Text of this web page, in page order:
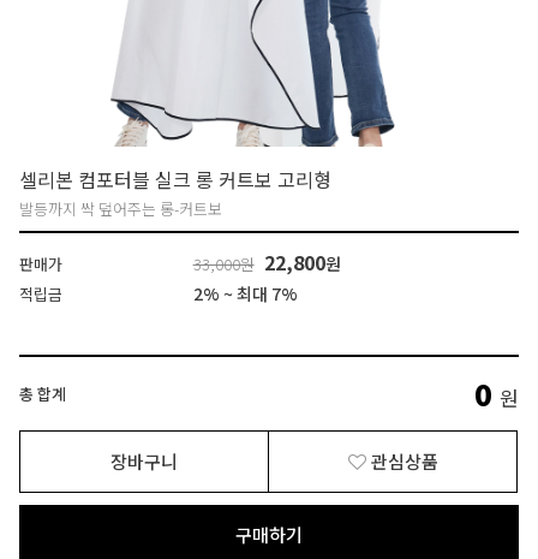
셀리본 컴포터블 실크 롱 커트보 고리형
발등까지 싹 덮어주는 롱-커트보
판매가 33,000원 22,800원
적립금 2% ~ 최대 7%
총 합계 0 원
장바구니 관심상품
구매하기